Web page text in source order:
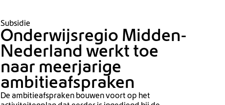
Subsidie
Onderwijsregio Midden-
Nederland werkt toe
naar meerjarige
ambitieafspraken
De ambitieafspraken bouwen voort op het